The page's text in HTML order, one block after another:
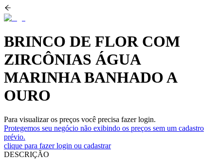
BRINCO DE FLOR COM
ZIRCÔNIAS ÁGUA
MARINHA BANHADO A
OURO
Para visualizar os preços você precisa fazer login.
Protegemos seu negócio não exibindo os preços sem um cadastro
prévio.
clique para fazer login ou cadastrar
DESCRIÇÃO